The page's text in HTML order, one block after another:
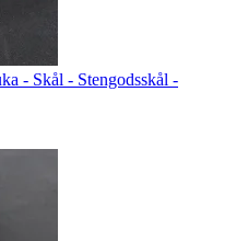
- Skål - Stengodsskål -